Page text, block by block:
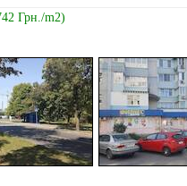
Грн./m2)